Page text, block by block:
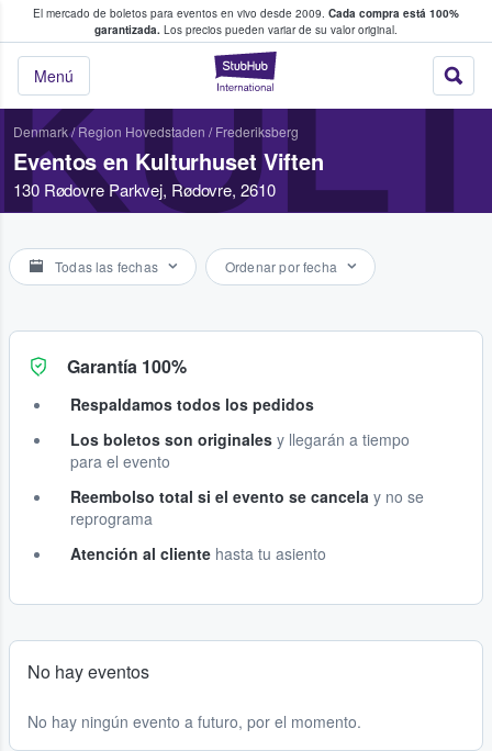
El mercado de boletos para eventos en vivo desde 2009. Cada compra está 100%
garantizada. Los precios pueden variar de su valor original.
StubHub: donde
Menú
fans compran y venden boletos
Denmark/ Region Hovedstaden / Frederiksberg
Eventos en Kulturhuset Viften
130 Rødovre Parkvej, Rødovre, 2610
Todas las fechas Ordenar por fecha
Garantía 100%
Respaldamos todos los pedidos
Los boletos son originales y llegarán a tiempo
para el evento
Reembolso total si el evento se cancela y no se
reprograma
Atención al cliente hasta tu asiento
No hay eventos
No hay ningún evento a futuro, por el momento.